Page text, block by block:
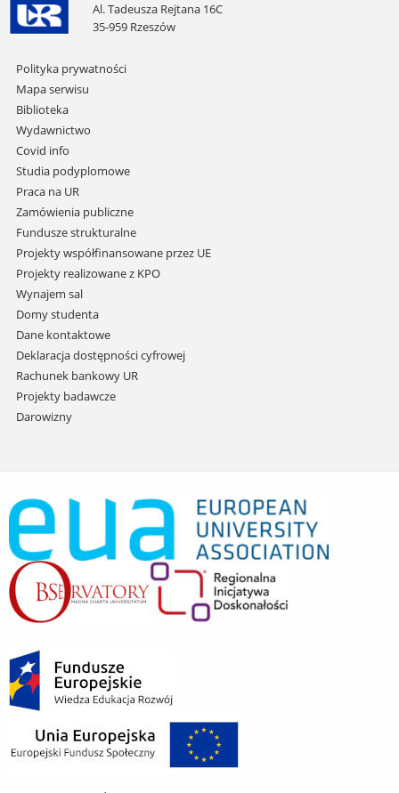
Al. Tadeusza Rejtana 16C
35-959 Rzeszów
Pomiń
nawigację
i
przejdź
do
treści
Polityka prywatności
Mapa serwisu
Biblioteka
Wydawnictwo
Covid info
Studia podyplomowe
Praca na UR
Zamówienia publiczne
Fundusze strukturalne
Projekty współfinansowane przez UE
Projekty realizowane z KPO
Wynajem sal
Domy studenta
Dane kontaktowe
Deklaracja dostępności cyfrowej
Rachunek bankowy UR
Projekty badawcze
Darowizny